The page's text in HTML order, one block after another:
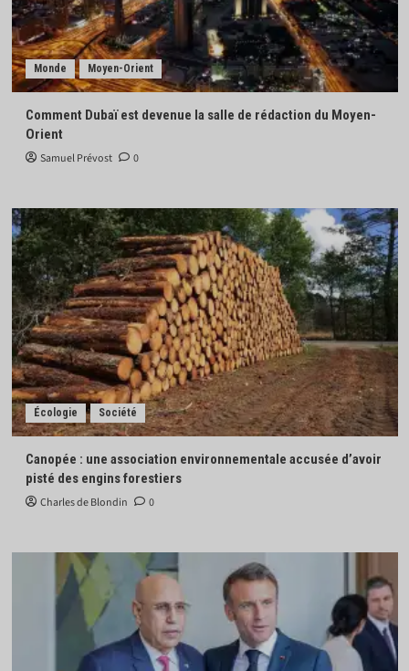
Monde Moyen-Orient
Comment Dubaï est devenue la salle de rédaction du Moyen-
Orient
Samuel Prévost 0
Écologie Société
Canopée : une association environnementale accusée d’avoir
pisté des engins forestiers
Charles de Blondin 0